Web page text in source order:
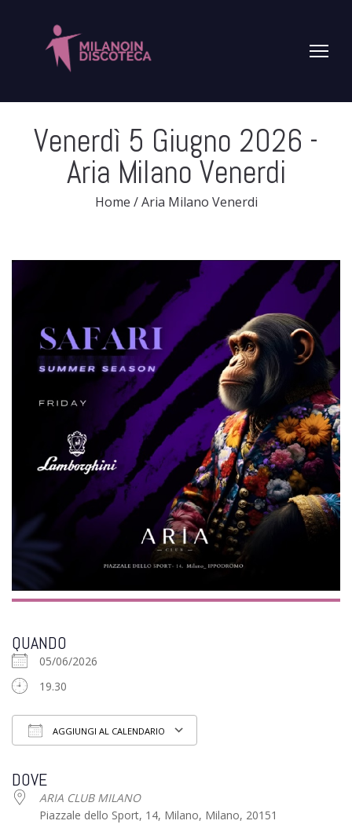
Venerdì 5 Giugno 2026 -
Aria Milano Venerdi
Home /Aria Milano Venerdi
QUANDO
05/06/2026
19.30
AGGIUNGI AL CALENDARIO
DOVE
ARIA CLUB MILANO
Piazzale dello Sport, 14, Milano, Milano, 20151